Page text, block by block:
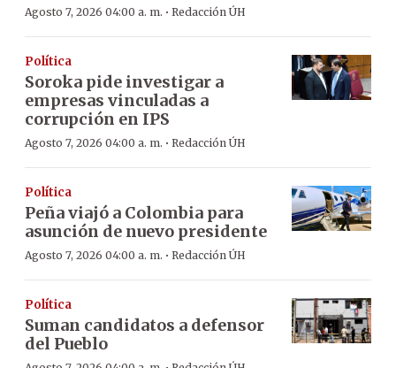
Agosto 7, 2026 04:00 a. m. · Redacción ÚH
Política
Soroka pide investigar a
empresas vinculadas a
corrupción en IPS
Agosto 7, 2026 04:00 a. m. · Redacción ÚH
Política
Peña viajó a Colombia para
asunción de nuevo presidente
Agosto 7, 2026 04:00 a. m. · Redacción ÚH
Política
Suman candidatos a defensor
del Pueblo